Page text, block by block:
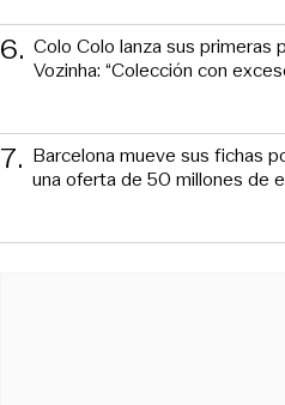
6. Colo Colo lanza sus primeras
Vozinha: “Colección con
7. Barcelona mueve sus fichas
una oferta de 50 millones de